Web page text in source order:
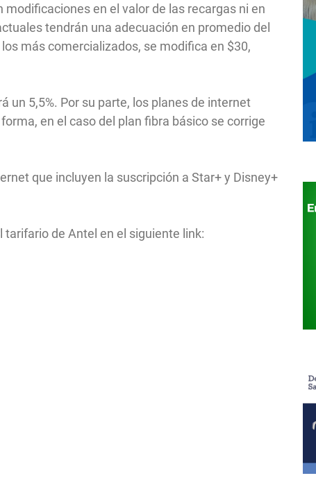
en el valor de las recargas ni en
tendrán una adecuación en promedio del
más comercializados, se modifica en $30,
un 5,5%. Por su parte, los planes de internet
en el caso del plan fibra básico se corrige
que incluyen la suscripción a Star+ y Disney+
de Antel en el siguiente link: